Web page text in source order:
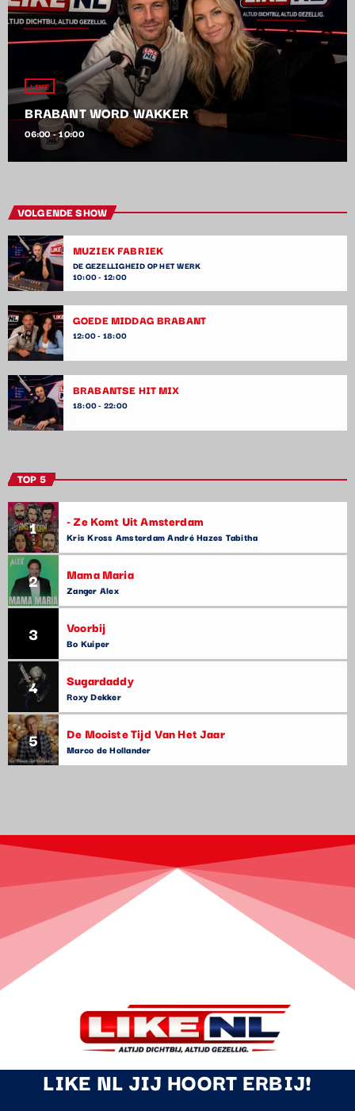
LIVE
BRABANT WORD WAKKER
06:00 - 10:00
VOLGENDE SHOW
MUZIEK FABRIEK
DE GEZELLIGHEID OP HET WERK
10:00 - 12:00
GOEDE MIDDAG BRABANT
12:00 - 18:00
BRABANTSE HIT MIX
18:00 - 22:00
TOP 5
1 - Ze Komt Uit Amsterdam
Kris Kross Amsterdam André Hazes Tabitha
2 Mama Maria
Zanger Alex
3 Voorbij
Bo Kuiper
4 Sugardaddy
Roxy Dekker
5 De Mooiste Tijd Van Het Jaar
Marco de Hollander
LIKE NL JIJ HOORT ERBIJ!